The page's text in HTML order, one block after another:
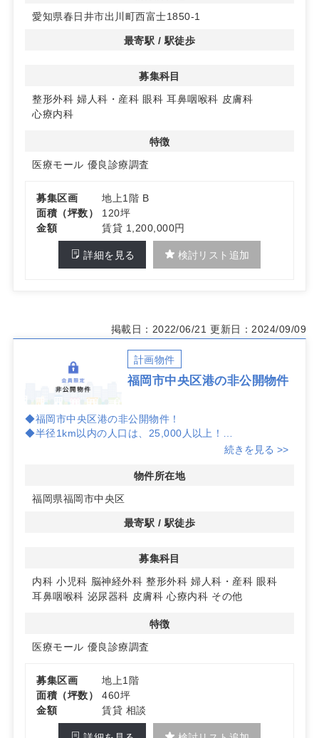
◆理想的な診療環境
優良診療圏に位置するこの施設は、整形外科や耳鼻咽喉科
◆アクセスと利便性
180台の駐車スペースを共有し、地域コミュニティバスの
停留所誘致も予定されています。患者様にとってもアクセ
スしやすい環境です。詳細はお問い合わせください。
愛知県春日井市出川町西富士1850-1
最寄駅 / 駅徒歩
募集科目
整形外科 婦人科・産科 眼科 耳鼻咽喉科 皮膚科
心療内科
特徴
医療モール 優良診療調査
募集区画
地上1階 B
面積（坪数）
120坪
金額
賃貸 1,200,000円
詳細を見る 検討リスト追加
掲載日：2022/06/21 更新日：2024/09/09
計画物件
福岡市中央区港の非公開物件
◆福岡市中央区港の非公開物件！
◆半径1km以内の人口は、25,000人以上！
◆内科、小児科、脳神経外科、整形外科、産婦人科、眼
◆詳しくは、お問い合わせ下さい！
続きを見る >>
物件所在地
福岡県福岡市中央区
最寄駅 / 駅徒歩
募集科目
内科 小児科 脳神経外科 整形外科 婦人科・産科 眼科
耳鼻咽喉科 泌尿器科 皮膚科 心療内科 その他
特徴
医療モール 優良診療調査
募集区画
地上1階
面積（坪数）
460坪
金額
賃貸 相談